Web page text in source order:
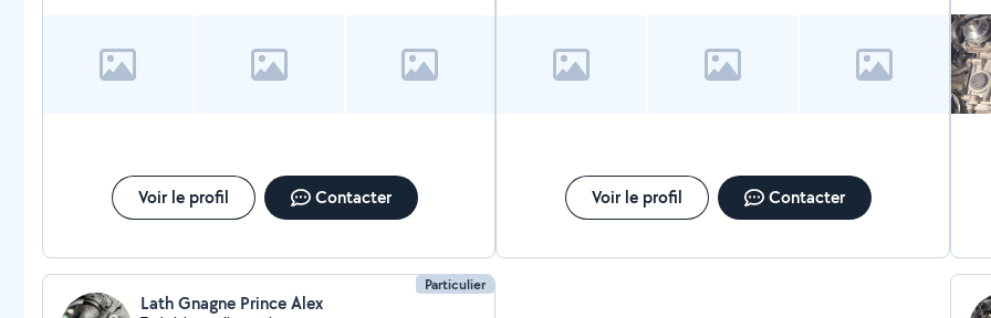
Voir le profil Contacter Voir le profil Contacter
etc.) Pourquoi me
Particulier
Lath Gnagne Prince Alex